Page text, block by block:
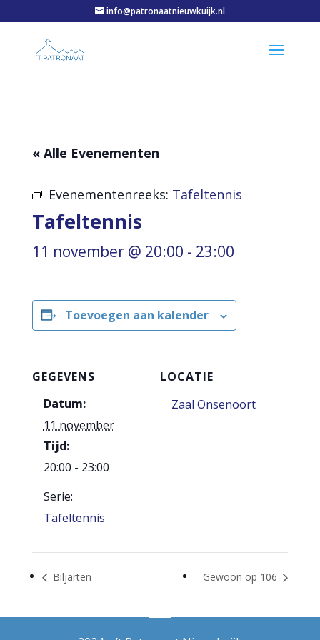
info@patronaatnieuwkuijk.nl
« Alle Evenementen
Evenementenreeks: Tafeltennis
Tafeltennis
11 november @ 20:00 - 23:00
Toevoegen aan kalender
GEGEVENS
Datum:
11 november
Tijd:
20:00 - 23:00
Serie:
Tafeltennis
LOCATIE
Zaal Onsenoort
Biljarten Gewoon op 106